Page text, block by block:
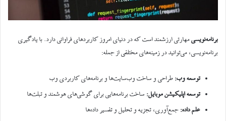
برنامه‌نویسیمهارتی ارزشمند است که در دنیای امروز کاربردهای فراوانی دارد. با یادگیری
برنامه‌نویسی، می‌توانید در زمینه‌های مختلفی از جمله:
توسعه وب: طراحی و ساخت وب‌سایت‌ها و برنامه‌های کاربردی وب
توسعه اپلیکیشن موبایل: ساخت برنامه‌هایی برای گوشی‌های هوشمند و تبلت‌ها
علم داده: جمع‌آوری، تجزیه و تحلیل و تفسیر داده‌ها